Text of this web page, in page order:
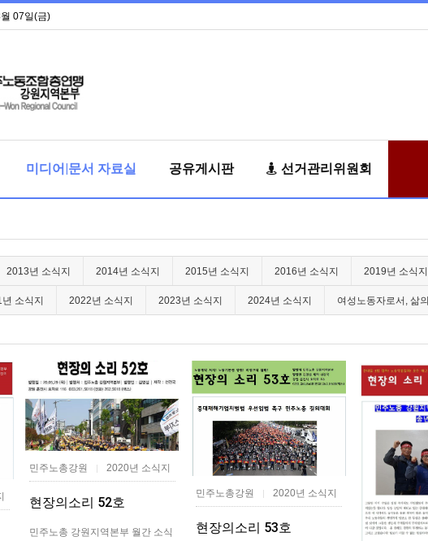
07일(금)
미디어|문서 자료실 공유게시판 선거관리위원회
2013년 소식지 2014년 소식지 2015년 소식지 2016년 소식지 2019년 소식지
소식지 2022년 소식지 2023년 소식지 2024년 소식지 여성노동자로서, 삶
민주노총강원 | 2020년 소식지
현장의소리 52호
민주노총 강원지역본부 월간 소식
민주노총강원 | 2020년 소식지
현장의소리 53호